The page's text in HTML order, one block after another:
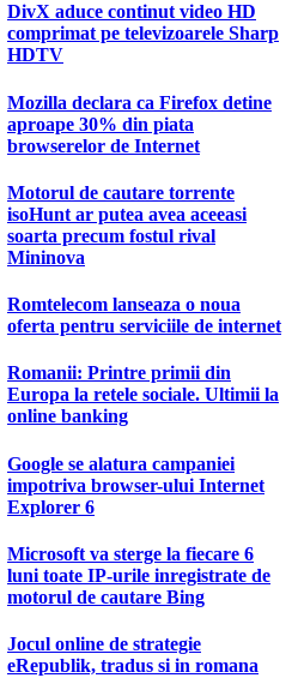
DivX aduce continut video HD
comprimat pe televizoarele Sharp
HDTV
Mozilla declara ca Firefox detine
aproape 30% din piata
browserelor de Internet
Motorul de cautare torrente
isoHunt ar putea avea aceeasi
soarta precum fostul rival
Mininova
Romtelecom lanseaza o noua
oferta pentru serviciile de internet
Romanii: Printre primii din
Europa la retele sociale. Ultimii la
online banking
Google se alatura campaniei
impotriva browser-ului Internet
Explorer 6
Microsoft va sterge la fiecare 6
luni toate IP-urile inregistrate de
motorul de cautare Bing
Jocul online de strategie
eRepublik, tradus si in romana